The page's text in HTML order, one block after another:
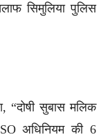
सिमुलिया पुलिस
“दोषी सुबास मलिक
अधिनियम की 6